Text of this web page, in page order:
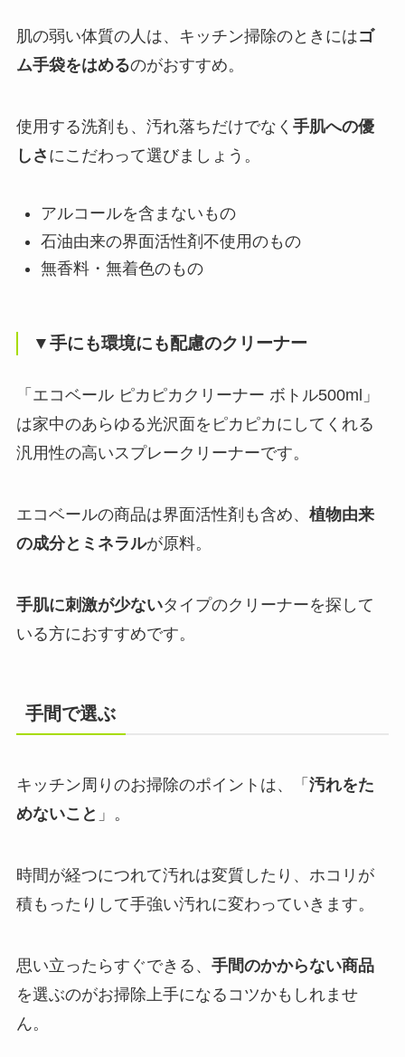
肌の弱い体質の人は、キッチン掃除のときにはゴ
ム手袋をはめるのがおすすめ。
使用する洗剤も、汚れ落ちだけでなく 手肌への優
しさ にこだわって選びましょう。
アルコールを含まないもの
石油由来の界面活性剤不使用のもの
無香料・無着色のもの
▼手にも環境にも配慮のクリーナー
「エコベール ピカピカクリーナー ボトル500ml」
は家中のあらゆる光沢面をピカピカにしてくれる
汎用性の高いスプレークリーナーです。
エコベールの商品は界面活性剤も含め、 植物由来
の成分とミネラルが原料。
手肌に刺激が少ないタイプのクリーナーを探して
いる方におすすめです。
手間で選ぶ
キッチン周りのお掃除のポイントは、「 汚れをた
めないこと 」。
時間が経つにつれて汚れは変質したり、ホコリが
積もったりして手強い汚れに変わっていきます。
思い立ったらすぐできる、 手間のかからない商品
を選ぶのがお掃除上手になるコツかもしれませ
ん。